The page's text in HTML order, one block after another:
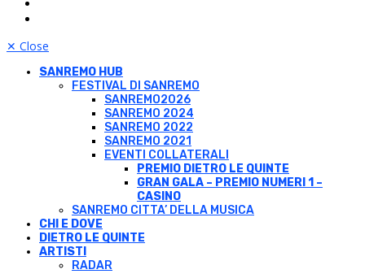
✕ Close
SANREMO HUB
FESTIVAL DI SANREMO
SANREMO2026
SANREMO 2024
SANREMO 2022
SANREMO 2021
EVENTI COLLATERALI
PREMIO DIETRO LE QUINTE
GRAN GALA – PREMIO NUMERI 1 –
CASINO
SANREMO CITTA’ DELLA MUSICA
CHI E DOVE
DIETRO LE QUINTE
ARTISTI
RADAR